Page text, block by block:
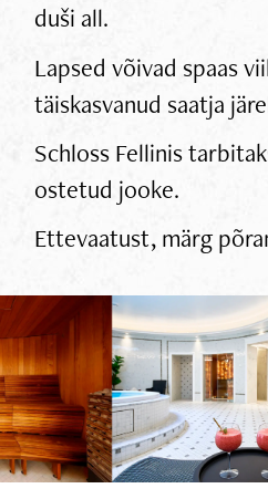
duši all.
Lapsed võivad spaas
täiskasvanud saatja
Schloss Fellinis
ostetud jooke.
Ettevaatust, märg